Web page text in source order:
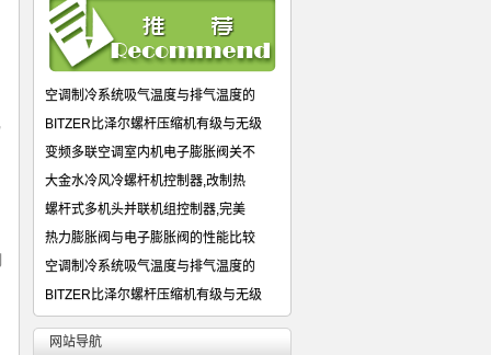
风冷模块机控制器-风冷模块机电子
大金水冷风冷螺杆机控制器,改制热
螺杆式多机头并联机组控制器,完美
热力膨胀阀与电子膨胀阀的性能比较
空调制冷系统吸气温度与排气温度的
BITZER比泽尔螺杆压缩机有级与无级
变频多联空调室内机电子膨胀阀关不
大金水冷风冷螺杆机控制器,改制热
螺杆式多机头并联机组控制器,完美
热力膨胀阀与电子膨胀阀的性能比较
空调制冷系统吸气温度与排气温度的
BITZER比泽尔螺杆压缩机有级与无级
网站导航